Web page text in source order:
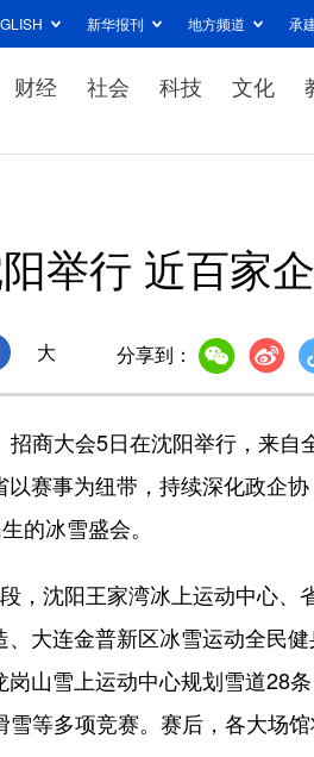
新华报刊 地方频道 承
财经 社会 科技 文化
举行 近百家
大 分享到：
商大会5日在沈阳举行，来自
赛事为纽带，持续深化政企协
的冰雪盛会。
，沈阳王家湾冰上运动中心、
大连金普新区冰雪运动全民健
山雪上运动中心规划雪道28条
等多项竞赛。赛后，各大场